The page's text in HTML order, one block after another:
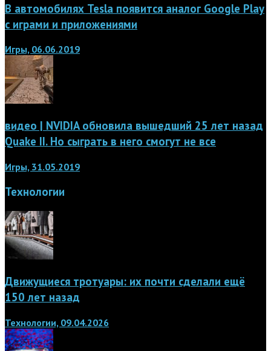
В автомобилях Tesla появится аналог Google Play
с играми и приложениями
Игры, 06.06.2019
видео | NVIDIA обновила вышедший 25 лет назад
Quake II. Но сыграть в него смогут не все
Игры, 31.05.2019
Технологии
Движущиеся тротуары: их почти сделали ещё
150 лет назад
Технологии, 09.04.2026